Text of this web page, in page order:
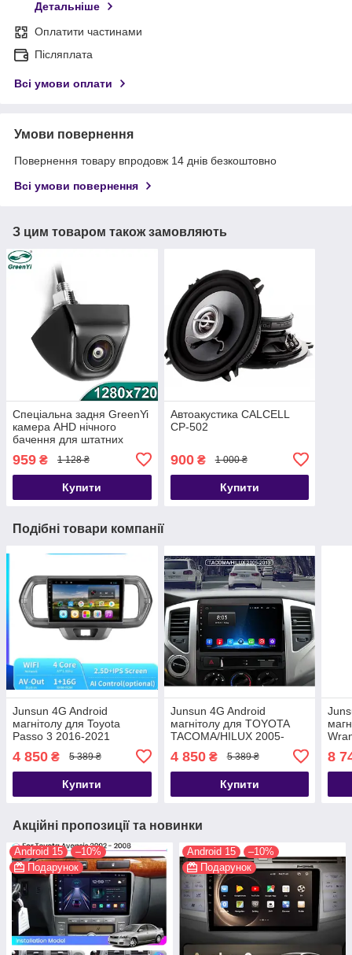
Детальніше
Оплатити частинами
Післяплата
Всі умови оплати
Умови повернення
Повернення товару впродовж 14 днів безкоштовно
Всі умови повернення
З цим товаром також замовляють
Спеціальна задня GreenYi
камера AHD нічного
бачення для штатних
магнітол з перехідником
959 ₴ 1 128 ₴
Купити
Автоакустика CALCELL
CP-502
900₴ 1 000 ₴
Купити
Подібні товари компанії
Junsun 4G Android
магнітолу для Toyota
Passo 3 2016-2021
4 850 ₴ 5 389 ₴
Купити
Junsun 4G Android
магнітолу для TOYOTA
TACOMA/HILUX 2005-
4 850₴ 5 389 ₴
Купити
8
Акційні пропозиції та новинки
Android 15
–10%
Подарунок
Android 15
–10%
Подарунок